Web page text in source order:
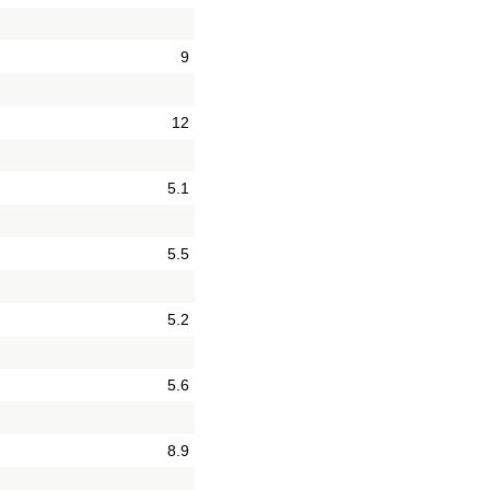
9
12
5.1
5.5
5.2
5.6
8.9